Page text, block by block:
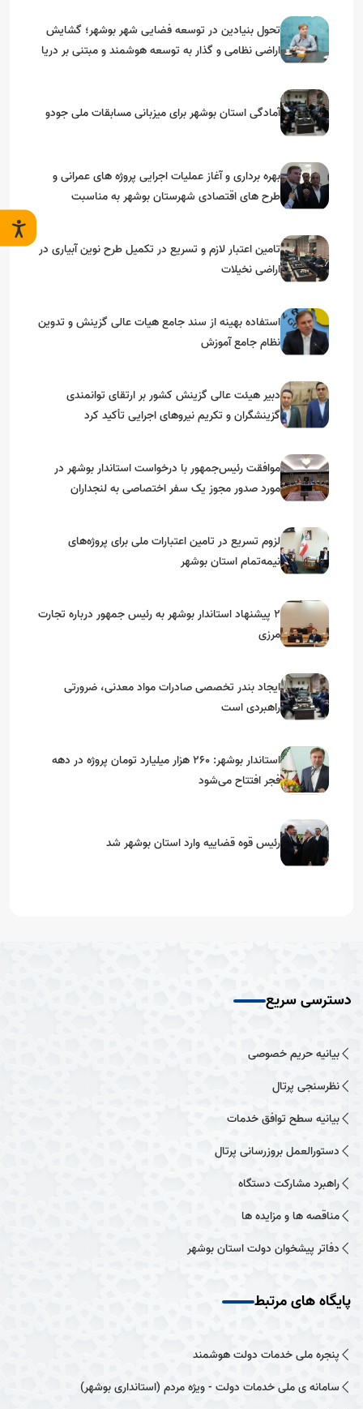
تحول بنیادین در توسعه فضایی شهر بوشهر؛ گشایش
اراضی نظامی و گذار به توسعه هوشمند و مبتنی بر دریا
آمادگی استان بوشهر برای میزبانی مسابقات ملی جودو
بهره برداری و آغاز عملیات اجرایی پروژه های عمرانی و
طرح های اقتصادی شهرستان بوشهر به مناسبت
تامین اعتبار لازم و تسریع در تکمیل طرح نوین آبیاری در
اراضی نخیلات
استفاده بهینه از سند جامع هیات عالی گزینش و‌ تدوین
نظام جامع آموزش
دبیر هیئت عالی گزینش کشور بر ارتقای توانمندی
گزینشگران و تکریم نیروهای اجرایی تأکید کرد
موافقت رئیس‌جمهور با درخواست استاندار بوشهر در
مورد صدور مجوز یک سفر اختصاصی به لنجداران
لزوم تسریع در تامین اعتبارات ملی برای پروژه‌های
نیمه‌تمام استان بوشهر
۲ پیشنهاد استاندار بوشهر به رئیس جمهور درباره تجارت
مرزی
ایجاد بندر تخصصی صادرات مواد معدنی، ضرورتی
راهبردی است
استاندار بوشهر: ۲۶۰ هزار میلیارد تومان پروژه در دهه
فجر افتتاح می‌شود
رئیس قوه قضاییه وارد استان بوشهر شد
دسترسی سریع
بیانیه حریم خصوصی
نظرسنجی پرتال
بیانیه سطح توافق خدمات
دستورالعمل بروزرسانی پرتال
راهبرد مشارکت دستگاه
مناقصه ها و مزایده ها
دفاتر پیشخوان دولت استان بوشهر
پایگاه های مرتبط
پنجره ملی خدمات دولت هوشمند
سامانه ی ملی خدمات دولت - ویژه مردم (استانداری بوشهر)